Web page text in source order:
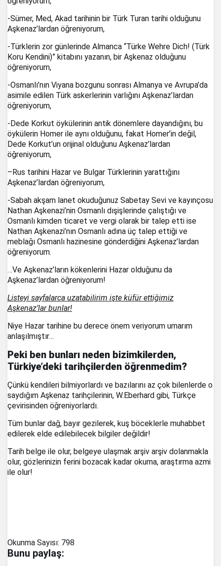
-Sümer, Med, Akad tarihinin bir Türk Turan tarihi olduğunu
Aşkenaz’lardan öğreniyorum,
-Türklerin zor günlerinde Almanca “Türke Wehre Dich! (Türk
Koru Kendini)” kitabını yazanın, bir Aşkenaz olduğunu
öğreniyorum,
-Osmanlı’nın Viyana bozgunu sonrası Almanya ve Avrupa’da
asimile edilen Türk askerlerinin varlığını Aşkenaz’lardan
öğreniyorum,
-Dede Korkut öykülerinin antik dönemlere dayandığını, bu
öykülerin Homer ile aynı olduğunu, fakat Homer’in değil,
Dede Korkut’un orijinal olduğunu Aşkenaz’lardan
öğreniyorum,
–Rus tarihini Hazar ve Bulgar Türklerinin yarattığını
Aşkenaz’lardan öğreniyorum,
-Sabah akşam lanet okuduğunuz Sabetay Sevi ve kayınçosu
Nathan Aşkenazi’nin Osmanlı dışişlerinde çalıştığı ve
Osmanlı kimden ticaret ve vergi olarak bir talep etti ise
Nathan Aşkenazi’nın Osmanlı adına üç talep ettiği ve
meblağı Osmanlı hazinesine gönderdiğini Aşkenaz’lardan
öğreniyorum.
…Ve Aşkenaz’ların kökenlerini Hazar olduğunu da
Aşkenaz’lardan öğreniyorum!
Listeyi sayfalarca uzatabilirim işte küfür ettiğimiz
Aşkenaz’lar bunlar!
Niye Hazar tarihine bu derece önem veriyorum umarım
anlaşılmıştır…
Peki ben bunları neden bizimkilerden,
Türkiye’deki tarihçilerden öğrenmedim?
Çünkü kendileri bilmiyorlardı ve bazılarını az çok bilenlerde o
saydığım Aşkenaz tarihçilerinin, W.Eberhard gibi, Türkçe
çevirisinden öğreniyorlardı.
Tüm bunlar dağ, bayır gezilerek, kuş böceklerle muhabbet
edilerek elde edilebilecek bilgiler değildir!
Tarih belge ile olur, belgeye ulaşmak arşiv arşiv dolanmakla
olur, gözlerinizin ferini bozacak kadar okuma, araştırma azmi
ile olur!
Okunma Sayısı: 798
Bunu paylaş: